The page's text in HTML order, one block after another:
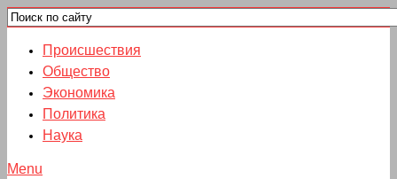
Происшествия
Общество
Экономика
Политика
Наука
Menu